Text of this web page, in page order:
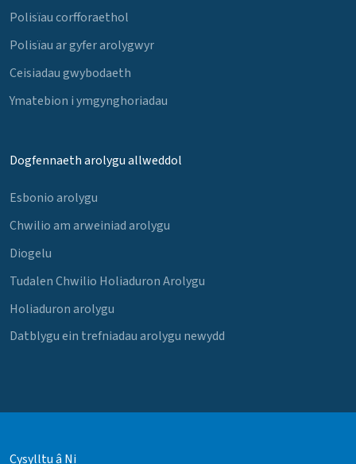
Polisïau corfforaethol
Polisïau ar gyfer arolygwyr
Ceisiadau gwybodaeth
Ymatebion i ymgynghoriadau
Dogfennaeth arolygu allweddol
Esbonio arolygu
Chwilio am arweiniad arolygu
Diogelu
Tudalen Chwilio Holiaduron Arolygu
Holiaduron arolygu
Datblygu ein trefniadau arolygu newydd
Cysylltu â Ni